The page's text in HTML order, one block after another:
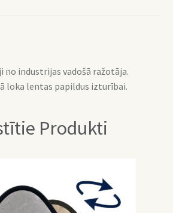
industrijas vadošā ražotāja.
loka lentas papildus izturībai.
Produkti